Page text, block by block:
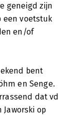
geneigd zijn
een voetstuk
en/of
bent
en Senge.
dat vd
Jaworski op